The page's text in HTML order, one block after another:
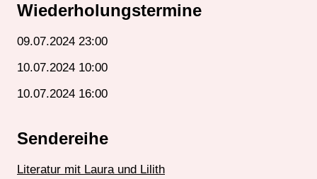
Wiederholungstermine
09.07.2024 23:00
10.07.2024 10:00
10.07.2024 16:00
Sendereihe
Literatur mit Laura und Lilith